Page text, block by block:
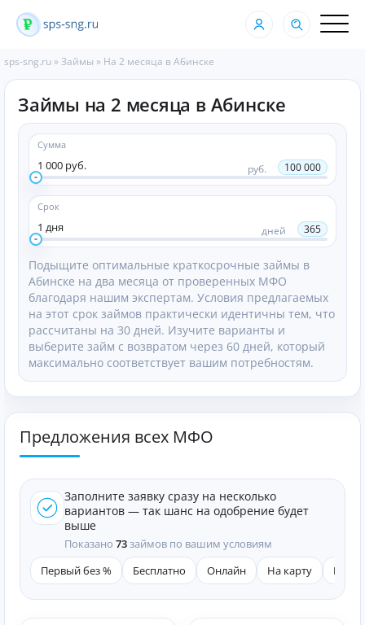
sps-sng.ru »Займы » На 2 месяца в Абинске
Займы на 2 месяца в Абинске
Сумма
1 000 руб. руб. 100 000
Срок
1 дня дней 365
Подыщите оптимальные краткосрочные займы в
Абинске на два месяца от проверенных МФО
благодаря нашим экспертам. Условия предлагаемых
на этот срок займов практически идентичны тем, что
рассчитаны на 30 дней. Изучите варианты и
выберите займ с возвратом через 60 дней, который
максимально соответствует вашим потребностям.
Предложения всех МФО
Заполните заявку сразу на несколько
вариантов — так шанс на одобрение будет
выше
Показано 73займов по вашим условиям
Первый без %
Бесплатно Онлайн На карту